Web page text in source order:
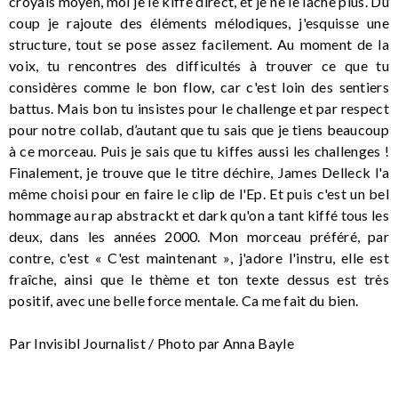
coup je rajoute des éléments mélodiques, j'esquisse une
structure, tout se pose assez facilement. Au moment de la
voix, tu rencontres des difficultés à trouver ce que tu
considères comme le bon flow, car c'est loin des sentiers
battus. Mais bon tu insistes pour le challenge et par respect
pour notre collab, d’autant que tu sais que je tiens beaucoup
à ce morceau. Puis je sais que tu kiffes aussi les challenges !
Finalement, je trouve que le titre déchire, James Delleck l'a
même choisi pour en faire le clip de l'Ep. Et puis c'est un bel
hommage au rap abstrackt et dark qu'on a tant kiffé tous les
deux, dans les années 2000. Mon morceau préféré, par
contre, c'est « C'est maintenant », j'adore l'instru, elle est
fraîche, ainsi que le thème et ton texte dessus est très
positif, avec une belle force mentale. Ca me fait du bien.
Par Invisibl Journalist / Photo par Anna Bayle